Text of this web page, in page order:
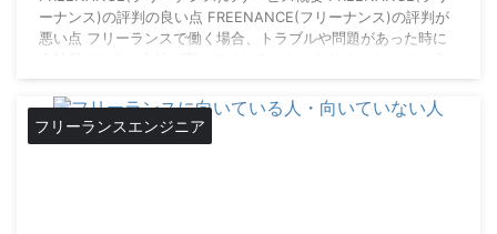
ーナンス)の評判の良い点 FREENANCE(フリーナンス)の評判が
悪い点 フリーランスで働く場合、トラブルや問題があった時に
てみるとよいかもしれません。 FREENANCE(フリーナンス)とは
...
フリーランスエンジニア